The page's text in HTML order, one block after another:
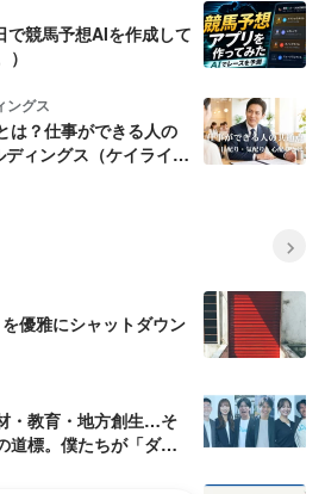
競馬予想AIを作成して
ングス
は？仕事ができる人の
ィングス（ケイライ
優雅にシャットダウン
・教育・地方創生…そ
道標。僕たちが「ダイ